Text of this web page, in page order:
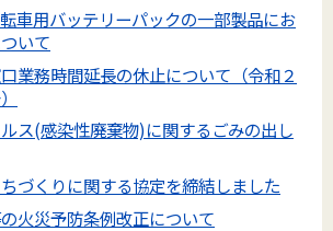
車用バッテリーパックの一部製品にお
いて
業務時間延長の休止について（令和２
ス(感染性廃棄物)に関するごみの出し
づくりに関する協定を締結しました
火災予防条例改正について